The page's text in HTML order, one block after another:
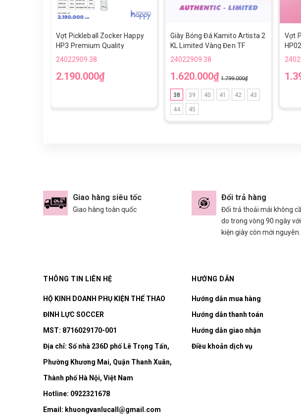
Vợt Pickleball Zocker Happy
HP3 Premium Quality
24022909.38
2.190.000₫
Giày Bóng Đá Kamito Artista 2
KL Limited Vàng Đen TF
24022909.38
1.620.000₫ 1.799.000₫
38 39 40 41 42 43
44 45
Vợt
Giao hàng siêu tốc
Giao hàng toàn quốc
Đổi trả hàng
Đổi trả thoải mái không
do trong vòng 90 ngày
kiện giày còn mới nguyên.
THÔNG TIN LIÊN HỆ
HỘ KINH DOANH PHỤ KIỆN THỂ THAO
ĐINH LỰC SOCCER
MST: 8716029170-001
Địa chỉ: Số nhà 236D phố Lê Trọng Tấn,
Phường Khương Mai, Quận Thanh Xuân,
Thành phố Hà Nội, Việt Nam
Hotline: 0922321678
Email: khuongvanlucall@gmail.com
HƯỚNG DẪN
Hướng dẫn mua hàng
Hướng dẫn thanh toán
Hướng dẫn giao nhận
Điều khoản dịch vụ